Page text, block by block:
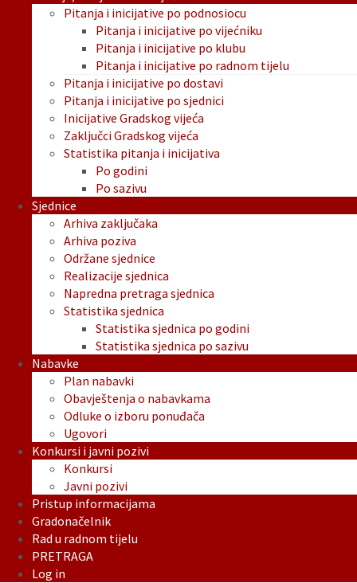
Pitanja i inicijative po podnosiocu
Pitanja i inicijative po vijećniku
Pitanja i inicijative po klubu
Pitanja i inicijative po radnom tijelu
Pitanja i inicijative po dostavi
Pitanja i inicijative po sjednici
Inicijative Gradskog vijeća
Zaključci Gradskog vijeća
Statistika pitanja i inicijativa
Po godini
Po sazivu
Sjednice
Arhiva zaključaka
Arhiva poziva
Održane sjednice
Realizacije sjednica
Napredna pretraga sjednica
Statistika sjednica
Statistika sjednica po godini
Statistika sjednica po sazivu
Nabavke
Plan nabavki
Obavještenja o nabavkama
Odluke o izboru ponuđača
Ugovori
Konkursi i javni pozivi
Konkursi
Javni pozivi
Pristup informacijama
Gradonačelnik
Rad u radnom tijelu
PRETRAGA
Log in